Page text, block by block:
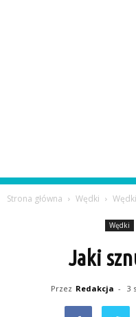
Strona główna Wędki
Wędki
Jaki
Przez Redakcja - 3